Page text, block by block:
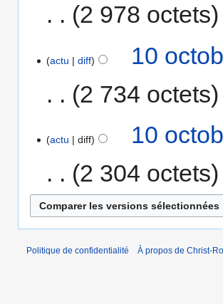
2 978 octets
actu diff
10
2 734 octets
actu diff
10
2 304 octets
Politique de confidentialité À propos de Christ-